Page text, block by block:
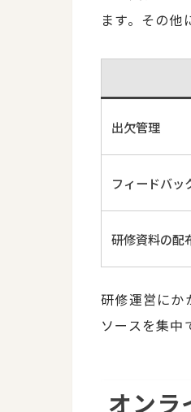
ます。その他
出欠管理
フィードバッ
研修資料の配
研修運営にか
ソースを集中
オンラ